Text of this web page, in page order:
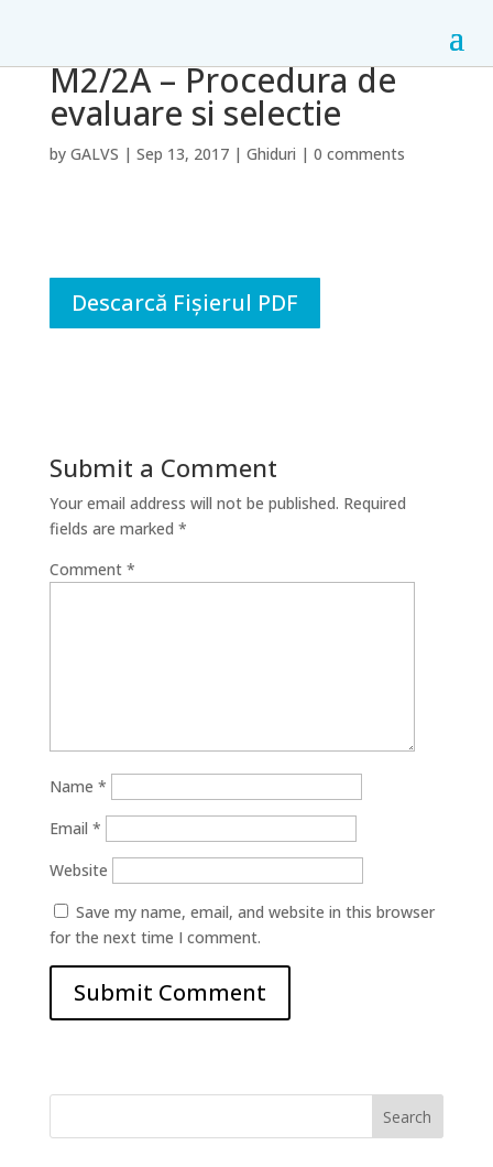
M2/2A – Procedura de
evaluare si selectie
by GALVS | Sep 13, 2017| Ghiduri | 0 comments
Descarcă Fișierul PDF
Submit a Comment
Your email address will not be published. Required
fields are marked *
Comment *
Name *
Email *
Website
Save my name, email, and website in this browser
for the next time I comment.